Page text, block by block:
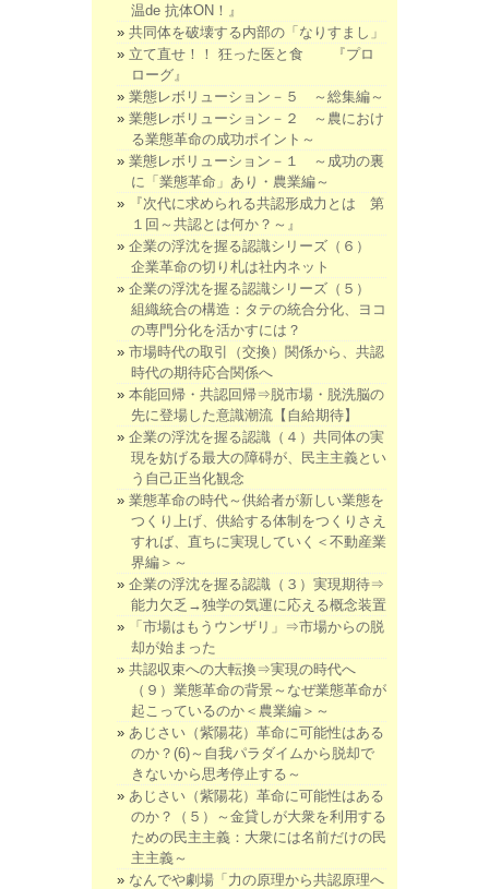
温de 抗体ON！』
共同体を破壊する内部の「なりすまし」
立て直せ！！ 狂った医と食 『プロ
ローグ』
業態レボリューション－５ ～総集編～
業態レボリューション－２ ～農におけ
る業態革命の成功ポイント～
業態レボリューション－１ ～成功の裏
に「業態革命」あり・農業編～
『次代に求められる共認形成力とは 第
１回～共認とは何か？～』
企業の浮沈を握る認識シリーズ（６）
企業革命の切り札は社内ネット
企業の浮沈を握る認識シリーズ（５）
組織統合の構造：タテの統合分化、ヨコ
の専門分化を活かすには？
市場時代の取引（交換）関係から、共認
時代の期待応合関係へ
本能回帰・共認回帰⇒脱市場・脱洗脳の
先に登場した意識潮流【自給期待】
企業の浮沈を握る認識（４）共同体の実
現を妨げる最大の障碍が、民主主義とい
う自己正当化観念
業態革命の時代～供給者が新しい業態を
つくり上げ、供給する体制をつくりさえ
すれば、直ちに実現していく＜不動産業
界編＞～
企業の浮沈を握る認識（３）実現期待⇒
能力欠乏→独学の気運に応える概念装置
「市場はもうウンザリ」⇒市場からの脱
却が始まった
共認収束への大転換⇒実現の時代へ
（９）業態革命の背景～なぜ業態革命が
起こっているのか＜農業編＞～
あじさい（紫陽花）革命に可能性はある
のか？(6)～自我パラダイムから脱却で
きないから思考停止する～
あじさい（紫陽花）革命に可能性はある
のか？（５）～金貸しが大衆を利用する
ための民主主義：大衆には名前だけの民
主主義～
なんでや劇場「力の原理から共認原理へ